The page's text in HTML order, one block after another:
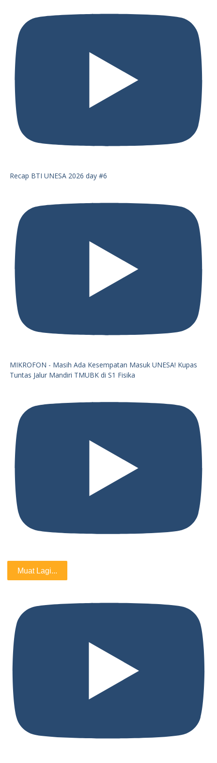
Recap BTI UNESA 2026 day #6
MIKROFON - Masih Ada Kesempatan Masuk UNESA! Kupas
Tuntas Jalur Mandiri TMUBK di S1 Fisika
Muat Lagi...